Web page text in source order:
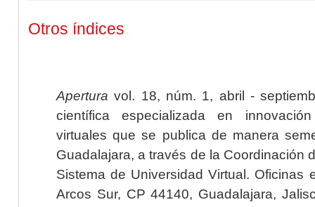
Otros índices
Apertura vol. 18, núm. 1, abril -
científica especializada en
virtuales que se publica de manera
Guadalajara, a través de la Coordinación
Sistema de Universidad Virtual. Oficinas
Arcos Sur, CP 44140, Guadalajara,